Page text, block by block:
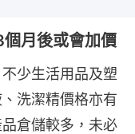
月後或會加價
少生活用品及塑
洗潔精價格亦有
倉儲較多，未必